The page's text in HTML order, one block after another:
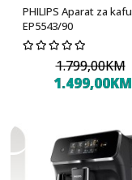
PHILIPS Aparat za kafu
EP5543/90
1.799,00KM
1.499,00KM